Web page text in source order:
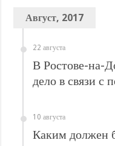
РСА: средняя выплата по
В Краснодарском крае с
Важные правила обращения в
Август, 2017
22 августа
В Ростове-на-
дело в связи с
10 августа
Каким должен